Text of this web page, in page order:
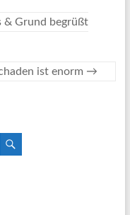
& Grund begrüßt
ist enorm →